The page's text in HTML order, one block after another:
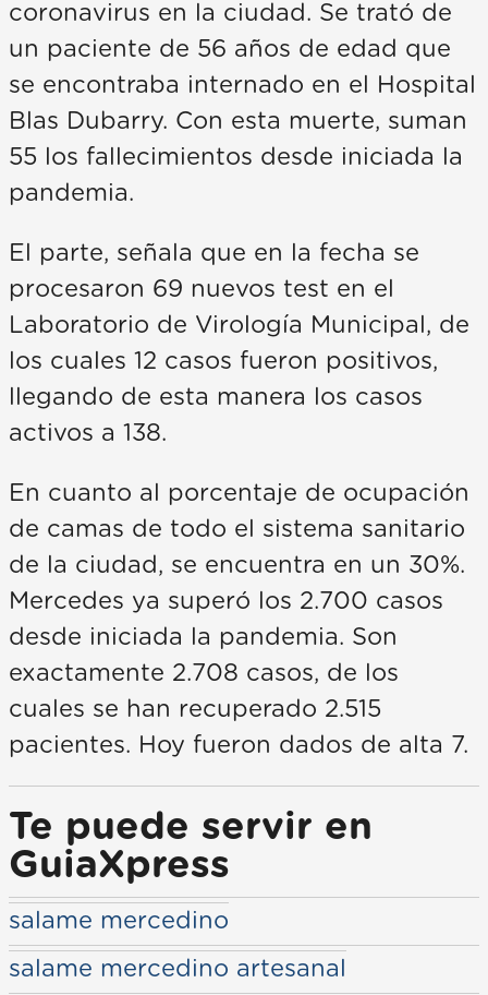
coronavirus en la ciudad. Se trató de
un paciente de 56 años de edad que
se encontraba internado en el Hospital
Blas Dubarry. Con esta muerte, suman
55 los fallecimientos desde iniciada la
pandemia.
El parte, señala que en la fecha se
procesaron 69 nuevos test en el
Laboratorio de Virología Municipal, de
los cuales 12 casos fueron positivos,
llegando de esta manera los casos
activos a 138.
En cuanto al porcentaje de ocupación
de camas de todo el sistema sanitario
de la ciudad, se encuentra en un 30%.
Mercedes ya superó los 2.700 casos
desde iniciada la pandemia. Son
exactamente 2.708 casos, de los
cuales se han recuperado 2.515
pacientes. Hoy fueron dados de alta 7.
Te puede servir en
GuiaXpress
salame mercedino
salame mercedino artesanal